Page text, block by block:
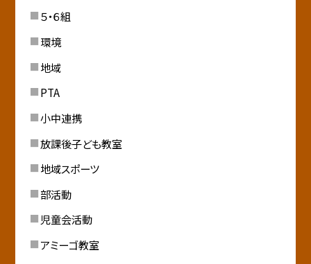
５・６組
環境
地域
PTA
小中連携
放課後子ども教室
地域スポーツ
部活動
児童会活動
アミーゴ教室